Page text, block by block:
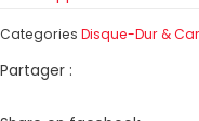
Categories Disque-Dur &
Partager :